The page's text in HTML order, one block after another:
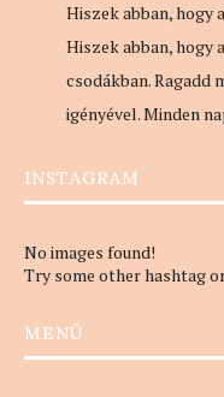
Hiszek abban, hogy
Hiszek abban, hogy
csodákban. Ragadd
igényével. Minden
INSTAGRAM
No images found!
Try some other hashtag
MENÜ